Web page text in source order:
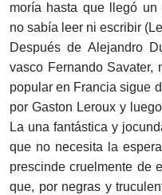
moría hasta que llegó un
no sabía leer ni escribir
Después de Alejandro
vasco Fernando Savater,
popular en Francia sigue
por Gaston Leroux y
La una fantástica y
que no necesita la
prescinde cruelmente de
que, por negras y